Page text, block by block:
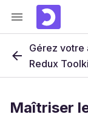
Gérez votre
Redux
Maîtriser